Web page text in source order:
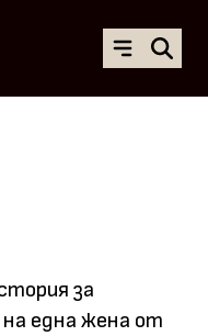
за
една жена от